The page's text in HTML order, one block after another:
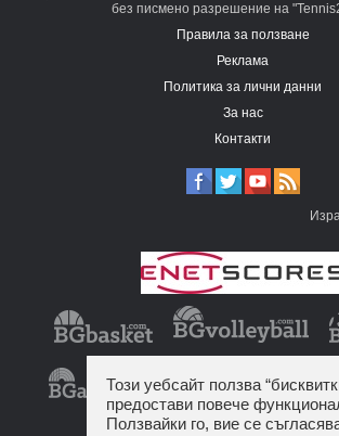
без писмено разрешение на
Правила за ползване
Реклама
Политика за лични данни
За нас
Контакти
Този уебсайт ползва
предостави повече
Ползвайки го, вие се